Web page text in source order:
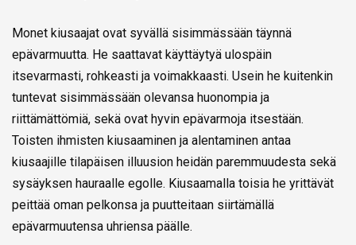
Monet kiusaajat ovat syvällä sisimmässään täynnä
epävarmuutta. He saattavat käyttäytyä ulospäin
itsevarmasti, rohkeasti ja voimakkaasti. Usein he kuitenkin
tuntevat sisimmässään olevansa huonompia ja
riittämättömiä, sekä ovat hyvin epävarmoja itsestään.
Toisten ihmisten kiusaaminen ja alentaminen antaa
kiusaajille tilapäisen illuusion heidän paremmuudesta sekä
sysäyksen hauraalle egolle. Kiusaamalla toisia he yrittävät
peittää oman pelkonsa ja puutteitaan siirtämällä
epävarmuutensa uhriensa päälle.